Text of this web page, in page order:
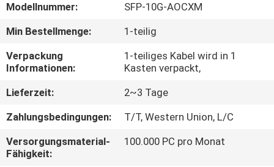
QUALITÄTSKONTROLLE
TRETEN
SIE
MIT
UNS
IN
VERBINDUNG
Modellnummer:
SFP-10G-AOCXM
Min Bestellmenge:
1-teilig
Verpackung
Informationen:
1-teiliges Kabel wird in 1
Kasten verpackt,
Lieferzeit:
2~3 Tage
Zahlungsbedingungen:
T/T, Western Union, L/C
Versorgungsmaterial-
Fähigkeit:
100.000 PC pro Monat